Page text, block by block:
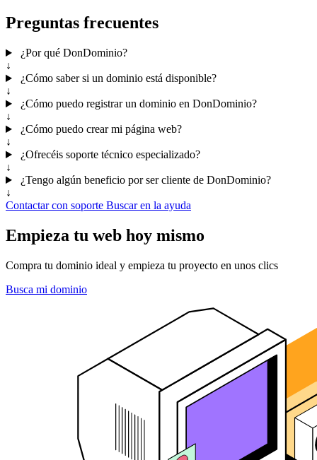
Preguntas frecuentes
¿Por qué DonDominio?
↓
¿Cómo saber si un dominio está disponible?
↓
¿Cómo puedo registrar un dominio en DonDominio?
↓
¿Cómo puedo crear mi página web?
↓
¿Ofrecéis soporte técnico especializado?
↓
¿Tengo algún beneficio por ser cliente de DonDominio?
↓
Contactar con soporte Buscar en la ayuda
Empieza tu web hoy mismo
Compra tu dominio ideal y empieza tu proyecto en unos clics
Busca mi dominio